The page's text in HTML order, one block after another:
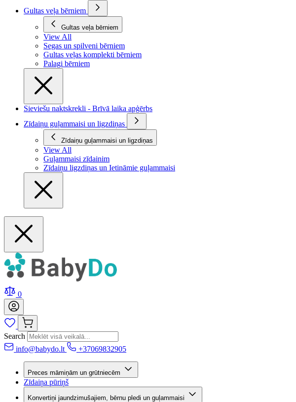
Gultas veļa bērniem
Gultas veļa bērniem
View All
Segas un spilveni bērniem
Gultas veļas komplekti bērniem
Palagi bērniem
Sieviešu naktskrekli - Brīvā laika apģērbs
Zīdaiņu guļammaisi un ligzdiņas
Zīdaiņu guļammaisi un ligzdiņas
View All
Guļammaisi zīdainim
Zīdaiņu ligzdiņas un Ietināmie guļammaisi
0
Search
info@babydo.lt
+37069832905
Preces māmiņām un grūtniecēm
Zīdaiņa pūriņš
Konvertiņi jaundzimušajiem, bērnu pledi un guļammaisi